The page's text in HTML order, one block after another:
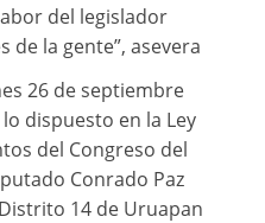
del legislador
de la gente”, asevera
26 de septiembre
dispuesto en la Ley
del Congreso del
Conrado Paz
14 de Uruapan